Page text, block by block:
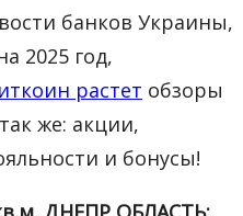
банков Украины,
2025 год,
растет обзоры
же: акции,
и бонусы!